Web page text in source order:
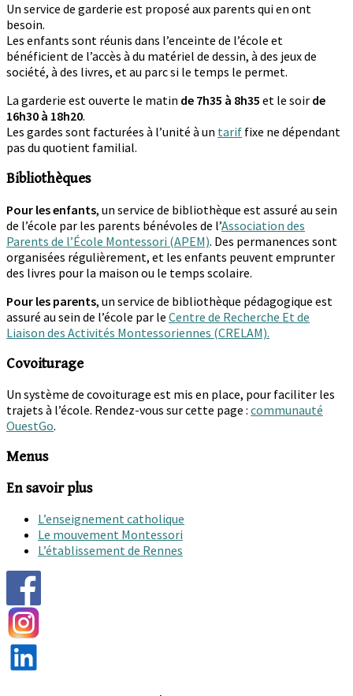
Un service de garderie est proposé aux parents qui en ont
besoin.
Les enfants sont réunis dans l’enceinte de l’école et
bénéficient de l’accès à du matériel de dessin, à des jeux de
société, à des livres, et au parc si le temps le permet.
La garderie est ouverte le matin de 7h35 à 8h35 et le soir de
16h30 à 18h20.
Les gardes sont facturées à l’unité à un tarif fixe ne dépendant
pas du quotient familial.
Bibliothèques
Pour les enfants, un service de bibliothèque est assuré au sein
de l’école par les parents bénévoles de l’Association des
Parents de l’École Montessori (APEM). Des permanences sont
organisées régulièrement, et les enfants peuvent emprunter
des livres pour la maison ou le temps scolaire.
Pour les parents, un service de bibliothèque pédagogique est
assuré au sein de l’école par le Centre de Recherche Et de
Liaison des Activités Montessoriennes (CRELAM).
Covoiturage
Un système de covoiturage est mis en place, pour faciliter les
trajets à l’école. Rendez-vous sur cette page : communauté
OuestGo.
Menus
En savoir plus
L’enseignement catholique
Le mouvement Montessori
L’établissement de Rennes